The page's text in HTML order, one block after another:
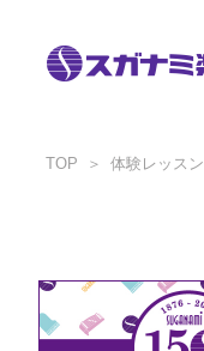
TOP 体験レッスン